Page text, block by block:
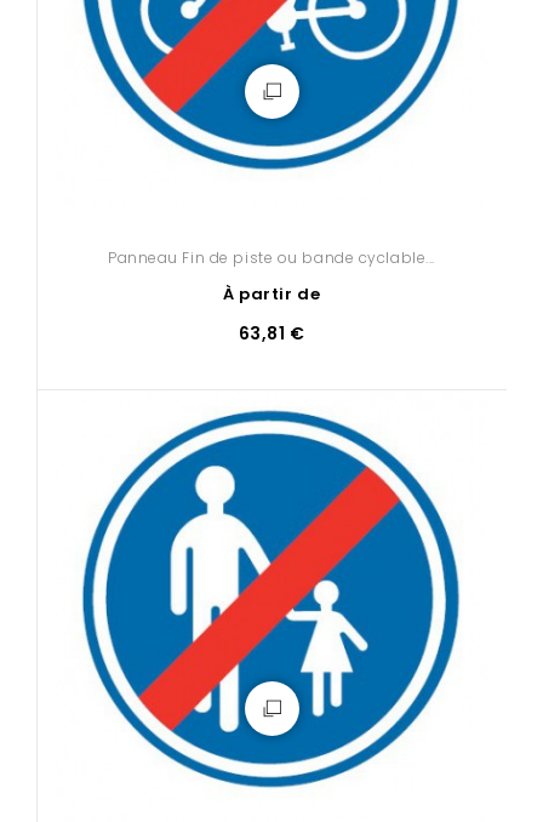
Panneau Fin de piste ou bande cyclable...
À partir de
63,81 €